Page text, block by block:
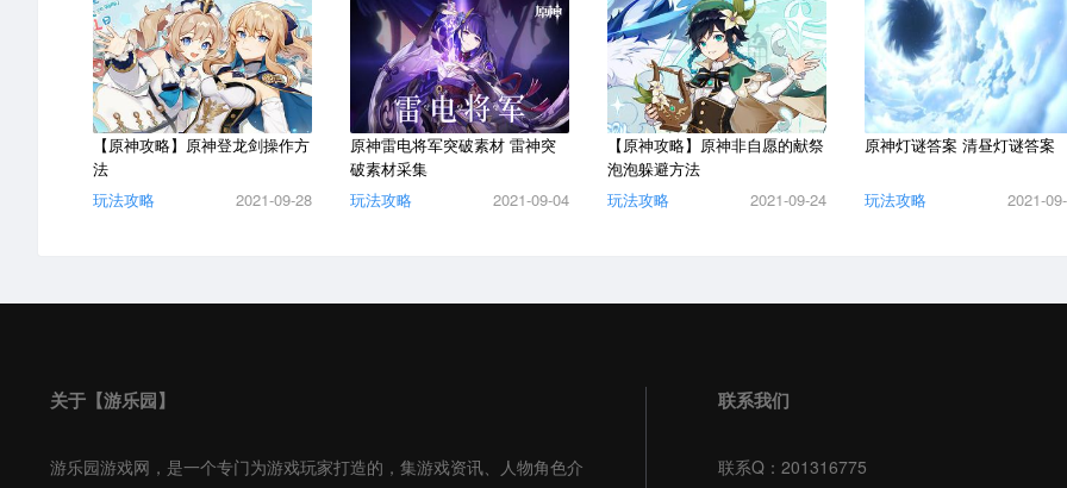
【原神攻略】原神登龙剑操作方
法
玩法攻略
2021-09-28
原神雷电将军突破素材 雷神突
破素材采集
玩法攻略
2021-09-04
【原神攻略】原神非自愿的献祭
泡泡躲避方法
玩法攻略
2021-09-24
原神灯谜答案 清昼灯谜答案
玩法攻略 2021-
关于【游乐园】
游乐园游戏网，是一个专门为游戏玩家打造的，集游戏资讯、人物角色介
联系我们
联系Q：201316775